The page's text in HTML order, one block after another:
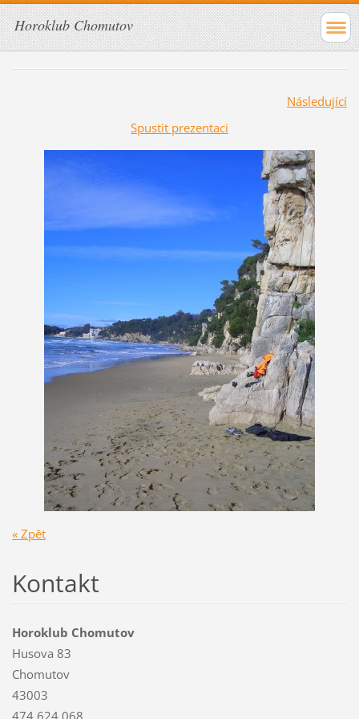
Horoklub Chomutov
Následující
Spustit prezentaci
« Zpět
Kontakt
Horoklub Chomutov
Husova 83
Chomutov
43003
474 624 068